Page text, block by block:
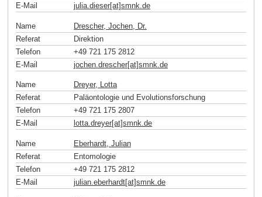
E-Mail
julia.dieser[at]smnk de
Name
Drescher, Jochen, Dr.
Referat
Direktion
Telefon
+49 721 175 2812
E-Mail
jochen.drescher[at]smnk de
Name
Dreyer, Lotta
Referat
Paläontologie und Evolutionsforschung
Telefon
+49 721 175 2807
E-Mail
lotta.dreyer[at]smnk.de
Name
Eberhardt, Julian
Referat
Entomologie
Telefon
+49 721 175 2812
E-Mail
julian.eberhardt[at]smnk.de